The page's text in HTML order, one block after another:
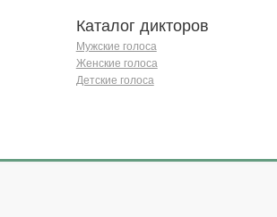
Каталог дикторов
Мужские голоса
Женские голоса
Детские голоса